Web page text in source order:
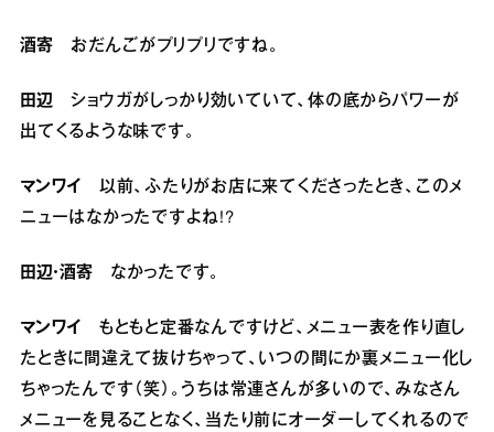
酒寄 おだんごがプリプリですね。
田辺 ショウガがしっかり効いていて、体の底からパワーが
出てくるような味です。
マンワイ
以前、ふたりがお店に来てくださったとき、このメ
ニューはなかったですよね!?
田辺・酒寄 なかったです。
マンワイ
もともと定番なんですけど、メニュー表を作り直し
たときに間違えて抜けちゃって、いつの間にか裏メニュー化し
ちゃったんです（笑）。うちは常連さんが多いので、みなさん
メニューを見ることなく、当たり前にオーダーしてくれるので